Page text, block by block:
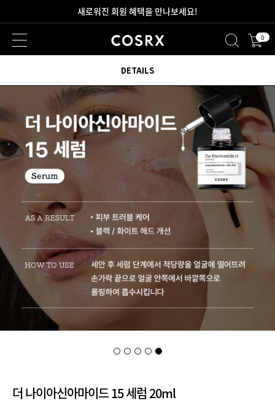
2만원 이상 무료 배송
새로워진 회원 혜택을 만나보세요! 0
더 나이아신아마이드 15 세럼 20ml
DETAILS